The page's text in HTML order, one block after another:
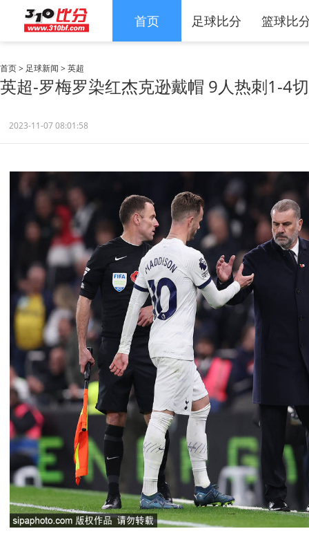
首页 足球比分 篮球比
首页> 足球新闻 >英超
英超-罗梅罗染红杰克逊戴帽 9人热刺1-4
2023-11-07 08:01:58